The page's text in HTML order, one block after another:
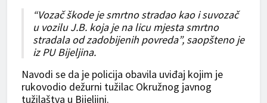
“Vozač škode je smrtno stradao kao i suvozač
u vozilu J.B. koja je na licu mjesta smrtno
stradala od zadobijenih povreda”, saopšteno je
iz PU Bijeljina.
Navodi se da je policija obavila uviđaj kojim je
rukovodio dežurni tužilac Okružnog javnog
tužilaštva u Bijeljini.